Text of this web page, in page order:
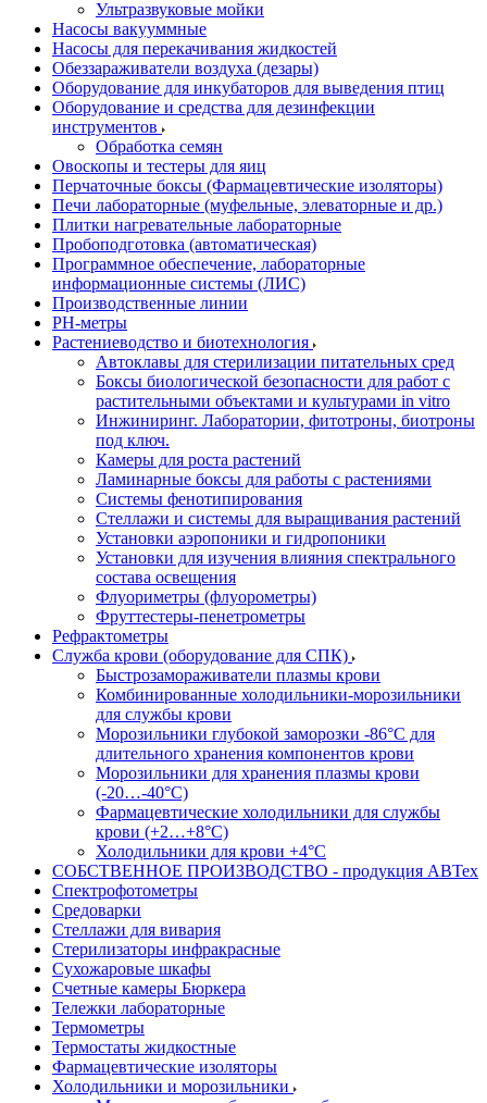
Ультразвуковые мойки
Насосы вакууммные
Насосы для перекачивания жидкостей
Обеззараживатели воздуха (дезары)
Оборудование для инкубаторов для выведения птиц
Оборудование и средства для дезинфекции
инструментов
Обработка семян
Овоскопы и тестеры для яиц
Перчаточные боксы (Фармацевтические изоляторы)
Печи лабораторные (муфельные, элеваторные и др.)
Плитки нагревательные лабораторные
Пробоподготовка (автоматическая)
Программное обеспечение, лабораторные
информационные системы (ЛИС)
Производственные линии
РH-метры
Растениеводство и биотехнология
Автоклавы для стерилизации питательных сред
Боксы биологической безопасности для работ с
растительными объектами и культурами in vitro
Инжиниринг. Лаборатории, фитотроны, биотроны
под ключ.
Камеры для роста растений
Ламинарные боксы для работы с растениями
Системы фенотипирования
Стеллажи и системы для выращивания растений
Установки аэропоники и гидропоники
Установки для изучения влияния спектрального
состава освещения
Флуориметры (флуорометры)
Фруттестеры-пенетрометры
Рефрактометры
Служба крови (оборудование для СПК)
Быстрозамораживатели плазмы крови
Комбинированные холодильники-морозильники
для службы крови
Морозильники глубокой заморозки -86°С для
длительного хранения компонентов крови
Морозильники для хранения плазмы крови
(-20…-40°С)
Фармацевтические холодильники для службы
крови (+2…+8°С)
Холодильники для крови +4°С
СОБСТВЕННОЕ ПРОИЗВОДСТВО - продукция АВТех
Спектрофотометры
Средоварки
Стеллажи для вивария
Стерилизаторы инфракрасные
Сухожаровые шкафы
Счетные камеры Бюркера
Тележки лабораторные
Термометры
Термостаты жидкостные
Фармацевтические изоляторы
Холодильники и морозильники